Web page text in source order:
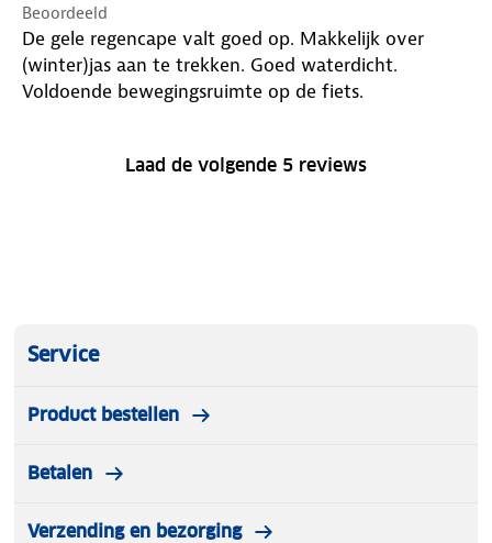
Beoordeeld
De gele regencape valt goed op. Makkelijk over
(winter)jas aan te trekken. Goed waterdicht.
Voldoende bewegingsruimte op de fiets.
Laad de volgende 5 reviews
Service
Product bestellen
Betalen
Verzending en bezorging